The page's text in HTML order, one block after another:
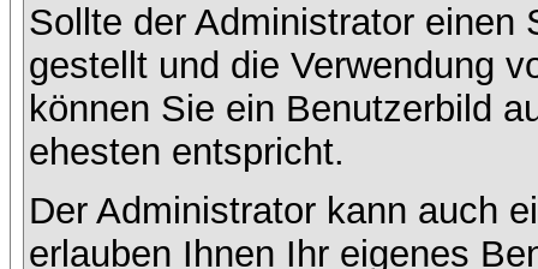
Sollte der Administrator einen
gestellt und die Verwendung
können Sie ein Benutzerbild
ehesten entspricht.
Der Administrator kann auch
erlauben Ihnen Ihr eigenes